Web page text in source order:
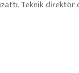
Teknik direktör